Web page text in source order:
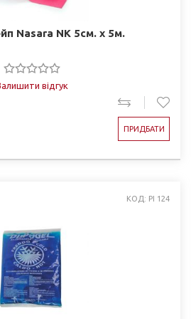
Nasara NK 5см. х 5м.
відгук
ПРИДБАТИ
КОД: PI 124